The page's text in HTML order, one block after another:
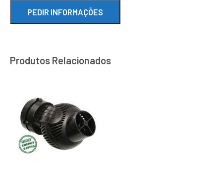
Produtos Relacionados